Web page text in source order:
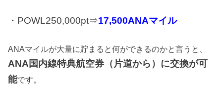
・POWL250,000pt⇒17,500ANAマイル
ANAマイルが大量に貯まると何ができるのかと言うと、
ANA国内線特典航空券（片道から）に交換が可
能です。